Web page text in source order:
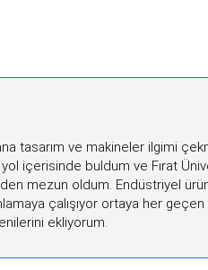
tasarım ve makineler ilgimi
içerisinde buldum ve Fırat
mezun oldum. Endüstriyel
çalışıyor ortaya her
ekliyorum.